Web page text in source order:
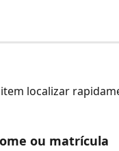
localizar
ou matrícula